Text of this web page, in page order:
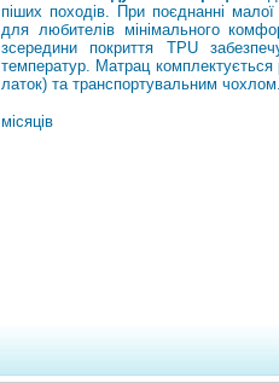
піших походів. При поєднанні
для любителів мінімального
зсередини покриття TPU
температур. Матрац
латок) та транспортувальним чохлом.
місяців